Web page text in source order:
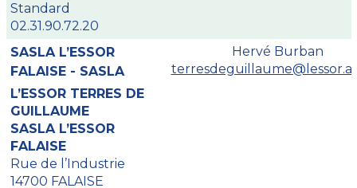
Standard
02.31.90.72.20
SASLA L’ESSOR
FALAISE - SASLA
L’ESSOR TERRES DE
GUILLAUME
SASLA L’ESSOR
FALAISE
Rue de l’Industrie
14700 FALAISE
Hervé Burban